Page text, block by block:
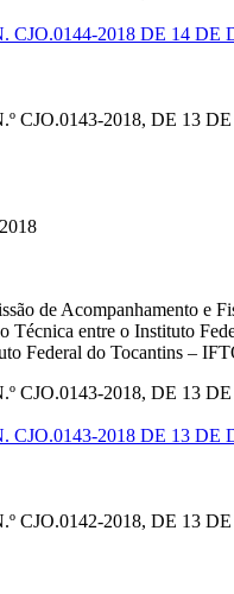
CJO.0144-2018 DE 14 DE
CJO.0143-2018, DE 13
de Acompanhamento e
Técnica entre o Instituto
Federal do Tocantins –
CJO.0143-2018, DE 13
CJO.0143-2018 DE 13 DE
CJO.0142-2018, DE 13